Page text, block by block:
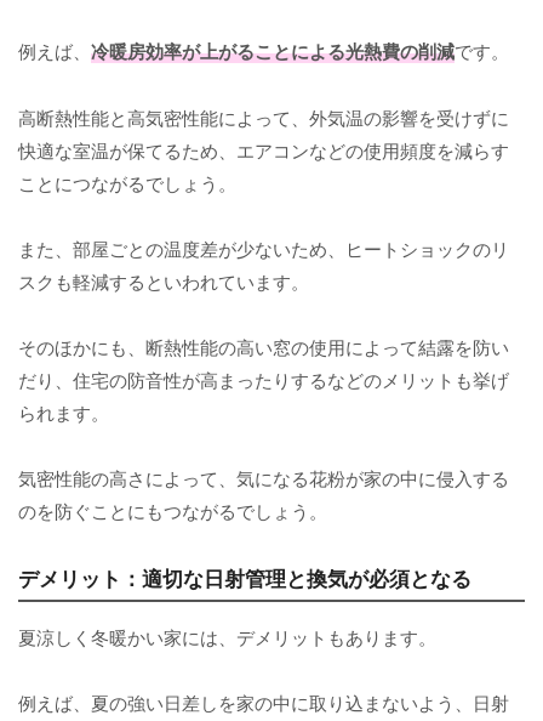
例えば、 冷暖房効率が上がることによる光熱費の削減です。
高断熱性能と高気密性能によって、外気温の影響を受けずに
快適な室温が保てるため、エアコンなどの使用頻度を減らす
ことにつながるでしょう。
また、部屋ごとの温度差が少ないため、ヒートショックのリ
スクも軽減するといわれています。
そのほかにも、断熱性能の高い窓の使用によって結露を防い
だり、住宅の防音性が高まったりするなどのメリットも挙げ
られます。
気密性能の高さによって、気になる花粉が家の中に侵入する
のを防ぐことにもつながるでしょう。
デメリット：適切な日射管理と換気が必須となる
夏涼しく冬暖かい家には、デメリットもあります。
例えば、夏の強い日差しを家の中に取り込まないよう、日射